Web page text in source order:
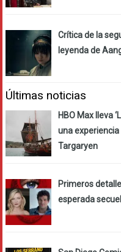
Crítica de la
leyenda de
Últimas noticias
HBO Max lleva
una
Targaryen
Primeros
esperada